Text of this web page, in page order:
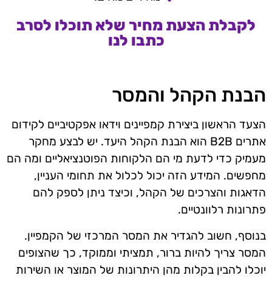
לקבלת הצעת מחיר שלא תוכלו לסרב
כתבו לנו
הבנת הקהל והמסר
הצעד הראשון ביצירת קמפיינים וידאו אפקטיביים לקידום
אתרים B2B הוא הבנת הקהל היעד. יש לבצע מחקר
מעמיק כדי לדעת מי הם הלקוחות הפוטנציאליים ומה הם
מחפשים. המידע הזה יכול לכלול את תחומי העניין,
הדאגות והצרכים של הקהל, וכיצד ניתן לספק להם
פתרונות רלוונטיים.
בנוסף, חשוב להגדיר את המסר המרכזי של הקמפיין.
המסר צריך להיות ברור, תמציתי וממוקד, כך שהצופים
יוכלו להבין בקלות מהן היתרונות של המוצר או השירות